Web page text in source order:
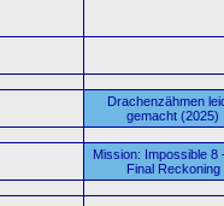
Drachenzähmen
gemacht (2025)
Mission: Impossible 8
Final Reckoning